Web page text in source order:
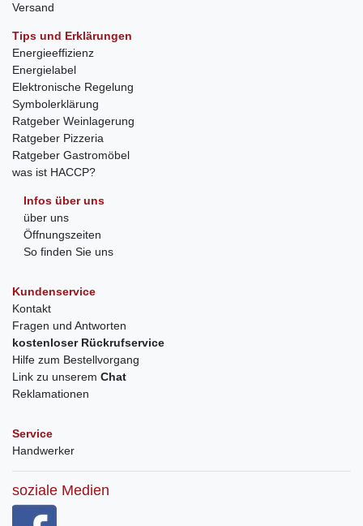
Versand
Tips und Erklärungen
Energieeffizienz
Energielabel
Elektronische Regelung
Symbolerklärung
Ratgeber Weinlagerung
Ratgeber Pizzeria
Ratgeber Gastromöbel
was ist HACCP?
Infos über uns
über uns
Öffnungszeiten
So finden Sie uns
Kundenservice
Kontakt
Fragen und Antworten
kostenloser Rückrufservice
Hilfe zum Bestellvorgang
Link zu unserem Chat
Reklamationen
Service
Handwerker
soziale Medien